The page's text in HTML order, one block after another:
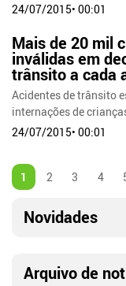
24/07/2015• 00:01
Mais de 20 mil
inválidas em
trânsito a cada
Acidentes de trânsito
internações de
24/07/2015• 00:01
1 2 3 4
Novidades
Arquivo de